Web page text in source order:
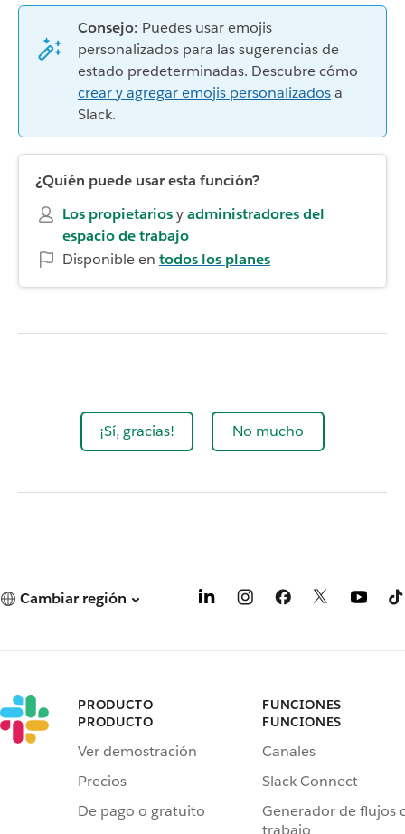
Consejo: Puedes usar emojis
personalizados para las sugerencias de
estado predeterminadas. Descubre cómo
crear y agregar emojis personalizadosa
Slack.
¿Quién puede usar esta función?
Los propietariosyadministradores del
espacio de trabajo
Disponible en todos los planes
¡Sí, gracias! No mucho
Cambiar región
PRODUCTO
PRODUCTO
Ver demostración
Precios
De pago o gratuito
FUNCIONES
FUNCIONES
Canales
Slack Connect
Generador de flujos